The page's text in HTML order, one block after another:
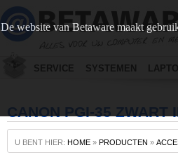
De website van Betaware maakt
SERVICE SYSTEMEN
CANON PGI-35 ZWART
U BENT HIER: HOME » PRODUCTEN »